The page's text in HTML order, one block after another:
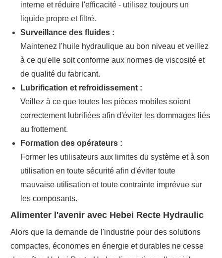
interne et réduire l'efficacité - utilisez toujours un
liquide propre et filtré.
Surveillance des fluides :
Maintenez l'huile hydraulique au bon niveau et veillez
à ce qu'elle soit conforme aux normes de viscosité et
de qualité du fabricant.
Lubrification et refroidissement :
Veillez à ce que toutes les pièces mobiles soient
correctement lubrifiées afin d'éviter les dommages liés
au frottement.
Formation des opérateurs :
Former les utilisateurs aux limites du système et à son
utilisation en toute sécurité afin d'éviter toute
mauvaise utilisation et toute contrainte imprévue sur
les composants.
Alimenter l'avenir avec Hebei Recte Hydraulic
Alors que la demande de l'industrie pour des solutions
compactes, économes en énergie et durables ne cesse